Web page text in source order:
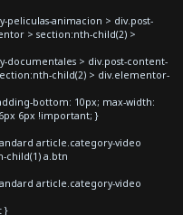
peliculas-animacion > div.post-
> section:nth-child(2) >
documentales > div.post-content-
child(2) > div.elementor-
bottom: 10px; max-width:
6px !important; }
article.category-video
child(1) a.btn
article.category-video
}